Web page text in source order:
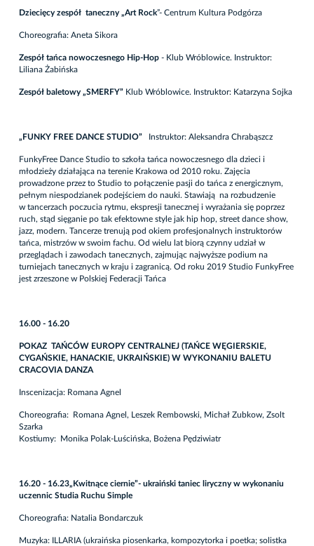
Dziecięcy zespół taneczny „Art Rock”- Centrum Kultura Podgórza
Choreografia: Aneta Sikora
Zespół tańca nowoczesnego Hip-Hop - Klub Wróblowice. Instruktor:
Liliana Żabińska
Zespół baletowy „SMERFY” Klub Wróblowice. Instruktor: Katarzyna Sojka
„FUNKY FREE DANCE STUDIO” Instruktor: Aleksandra Chrabąszcz
FunkyFree Dance Studio to szkoła tańca nowoczesnego dla dzieci i
młodzieży działająca na terenie Krakowa od 2010 roku. Zajęcia
prowadzone przez to Studio to połączenie pasji do tańca z energicznym,
pełnym niespodzianek podejściem do nauki. Stawiają na rozbudzenie
w tancerzach poczucia rytmu, ekspresji tanecznej i wyrażania się poprzez
ruch, stąd sięganie po tak efektowne style jak hip hop, street dance show,
jazz, modern. Tancerze trenują pod okiem profesjonalnych instruktorów
tańca, mistrzów w swoim fachu. Od wielu lat biorą czynny udział w
przeglądach i zawodach tanecznych, zajmując najwyższe podium na
turniejach tanecznych w kraju i zagranicą. Od roku 2019 Studio FunkyFree
jest zrzeszone w Polskiej Federacji Tańca
16.00 - 16.20
POKAZ TAŃCÓW EUROPY CENTRALNEJ (TAŃCE WĘGIERSKIE,
CYGAŃSKIE, HANACKIE, UKRAIŃSKIE) W WYKONANIU BALETU
CRACOVIA DANZA
Inscenizacja: Romana Agnel
Choreografia: Romana Agnel, Leszek Rembowski, Michał Zubkow, Zsolt
Szarka
Kostiumy: Monika Polak-Luścińska, Bożena Pędziwiatr
16.20 - 16.23„Kwitnące ciernie”- ukraiński taniec liryczny w wykonaniu
uczennic Studia Ruchu Simple
Choreografia: Natalia Bondarczuk
Muzyka: ILLARIA (ukraińska piosenkarka, kompozytorka i poetka; solistka